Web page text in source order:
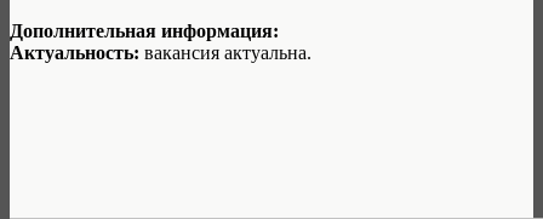
Дополнительная информация:
Актуальность: вакансия актуальна.